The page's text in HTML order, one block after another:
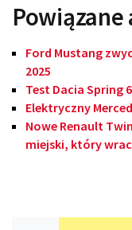
Powiązane
Ford Mustang
2025
Test Dacia Spring
Elektryczny
Nowe Renault
miejski, który